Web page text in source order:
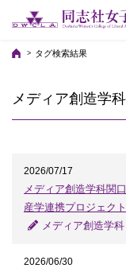
タグ検索結果
メディア創造学科
2026/07/17
メディア創造学科関
産学連携プロジェク
メディア創造学科
2026/06/30